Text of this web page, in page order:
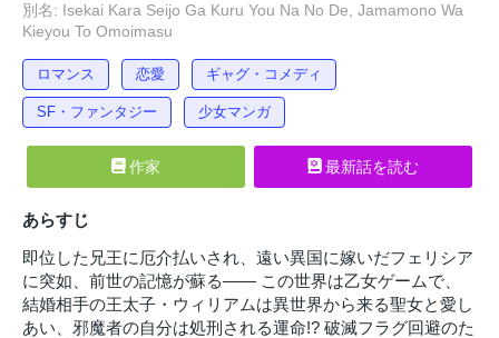
別名: Isekai Kara Seijo Ga Kuru You Na No De, Jamamono Wa
Kieyou To Omoimasu
ロマンス 恋愛 ギャグ・コメディ
SF・ファンタジー 少女マンガ
作家 最新話を読む
あらすじ
即位した兄王に厄介払いされ、遠い異国に嫁いだフェリシア
に突如、前世の記憶が蘇る―― この世界は乙女ゲームで、
結婚相手の王太子・ウィリアムは異世界から来る聖女と愛し
あい、邪魔者の自分は処刑される運命!? 破滅フラグ回避のた